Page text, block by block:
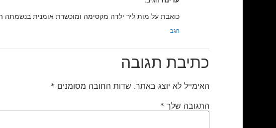
כואבת על מות ליר ילדה מקסימה ומוכשרת אומנית בנשמתה
הגב
כתיבת תגובה
האימייל לא יוצג באתר. שדות החובה מסומנים *
התגובה שלך *